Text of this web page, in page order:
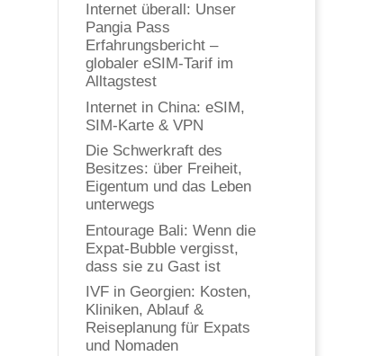
Internet überall: Unser
Pangia Pass
Erfahrungsbericht –
globaler eSIM-Tarif im
Alltagstest
Internet in China: eSIM,
SIM-Karte & VPN
Die Schwerkraft des
Besitzes: über Freiheit,
Eigentum und das Leben
unterwegs
Entourage Bali: Wenn die
Expat-Bubble vergisst,
dass sie zu Gast ist
IVF in Georgien: Kosten,
Kliniken, Ablauf &
Reiseplanung für Expats
und Nomaden